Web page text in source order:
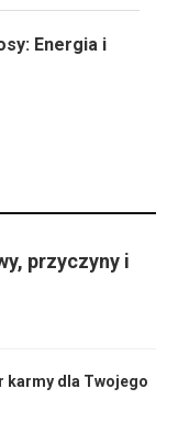
Energia i
przyczyny i
karmy dla Twojego